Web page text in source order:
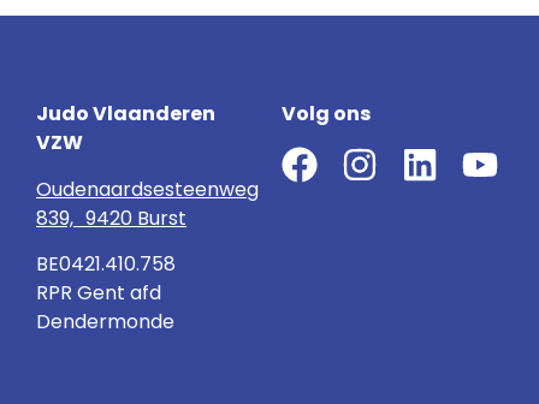
Judo Vlaanderen
VZW
Oudenaardsesteenweg
839, 9420 Burst
BE0421.410.758
RPR Gent afd
Dendermonde
Volg ons